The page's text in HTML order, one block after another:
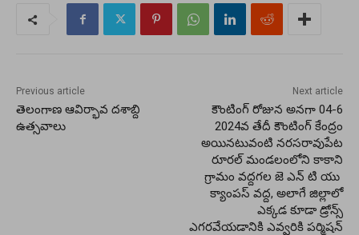
Previous article
తెలంగాణ ఆవిర్భావ దశాబ్ది
ఉత్సవాలు
Next article
కౌంటింగ్ రోజున అనగా 04-6
2024వ తేదీ కౌంటింగ్ కేంద్రం
అయినటువంటి నరసరావుపేట
రూరల్ మండలంలోని కాకాని
గ్రామం వద్దగల జె ఎన్ టి యు
క్యాంపస్ వద్ద, అలాగే జిల్లాలో
ఎక్కడ కూడా డ్రోన్స్
ఎగరవేయడానికి ఎవ్వరికి పర్మిషన్